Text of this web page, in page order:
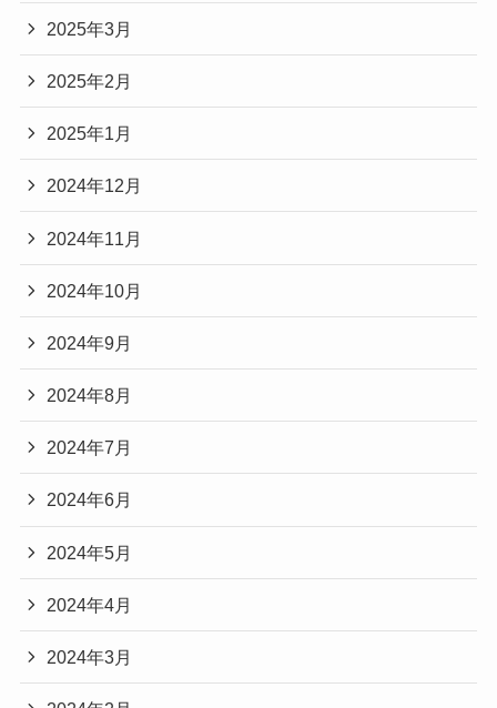
2025年3月
2025年2月
2025年1月
2024年12月
2024年11月
2024年10月
2024年9月
2024年8月
2024年7月
2024年6月
2024年5月
2024年4月
2024年3月